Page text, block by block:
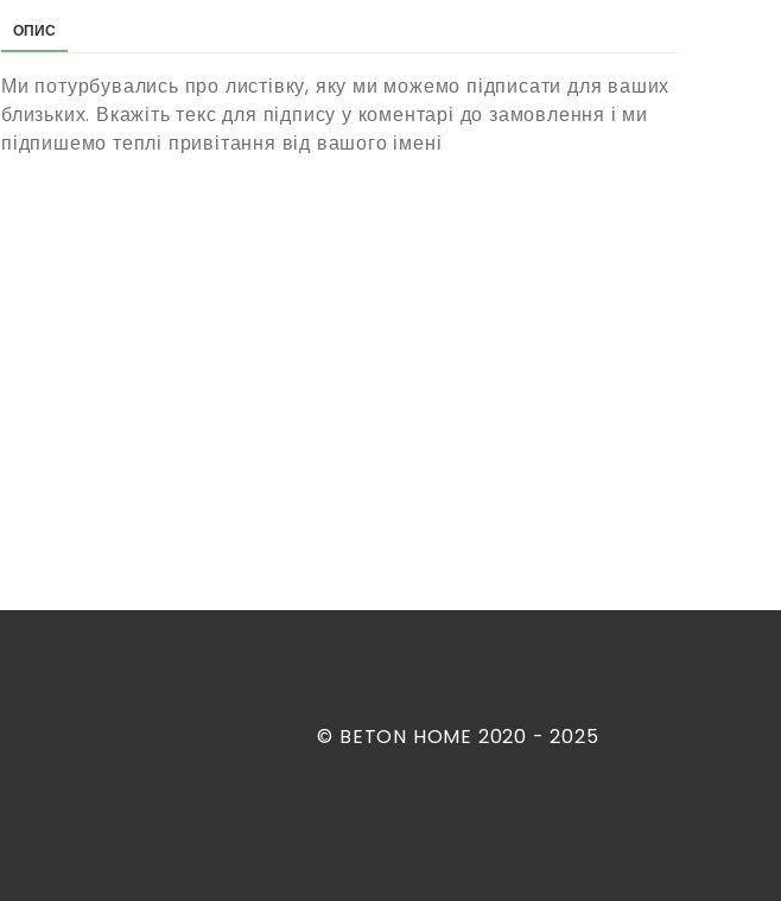
ОПИС
Ми потурбувались про листівку, яку ми можемо підписати для ваших
близьких. Вкажіть текс для підпису у коментарі до замовлення і ми
підпишемо теплі привітання від вашого імені
© BETON HOME 2020 - 2025